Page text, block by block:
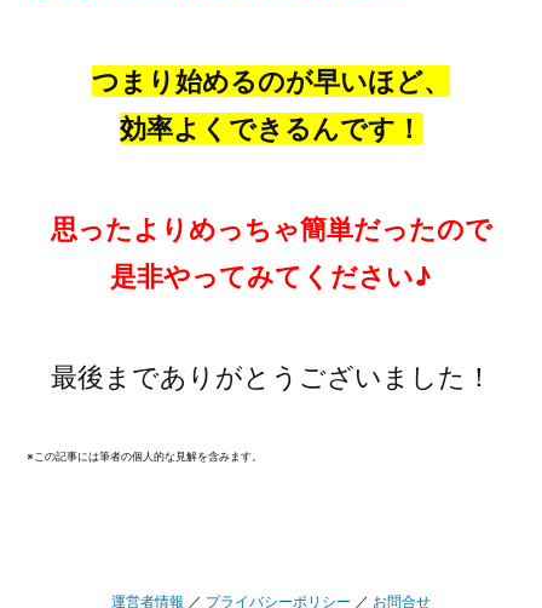
つまり始めるのが早いほど、
効率よくできるんです！
思ったよりめっちゃ簡単だったので
是非やってみてください♪
最後までありがとうございました！
※この記事には筆者の個人的な見解を含みます。
運営者情報 ／ プライバシーポリシー ／ お問合せ